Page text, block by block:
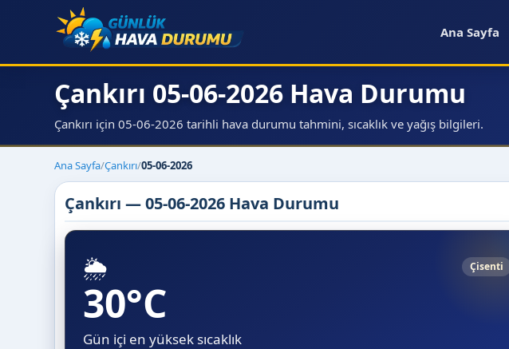
Ana Sayfa
Çankırı 05-06-2026 Hava Durumu
Çankırı için 05-06-2026 tarihli hava durumu tahmini, sıcaklık ve yağış bilgileri.
Ana Sayfa/Çankırı/05-06-2026
Çankırı — 05-06-2026 Hava Durumu
🌦️ Çisenti
30°C
Gün içi en yüksek sıcaklık